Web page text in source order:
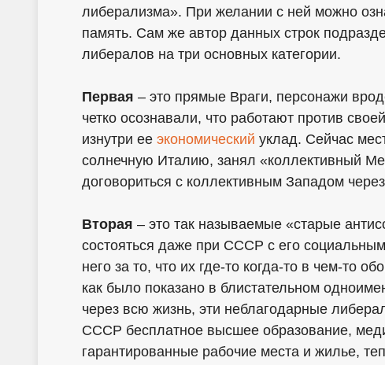
либерализма». При желании с ней можно
память. Сам же автор данных строк
либералов на три основных категории.
Первая – это прямые Враги, персонажи
четко осознавали, что работают против
изнутри ее экономический уклад. Сейчас
солнечную Италию, занял «коллективный
договориться с коллективным Западом
Вторая – это так называемые «старые
состояться даже при СССР с его
него за то, что их где-то когда-то в чем-то
как было показано в блистательном
через всю жизнь, эти неблагодарные
СССР бесплатное высшее образование,
гарантированные рабочие места и жилье,